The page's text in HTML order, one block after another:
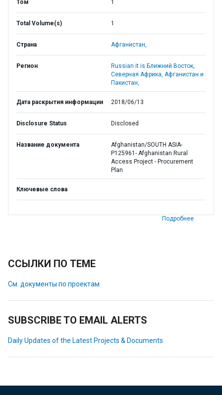
Том 1
Total Volume(s) 1
Страна Афганистан,
Регион
Russian it is Ближний Восток,
Северная Африка, Афганистан и
Пакистан,
Дата раскрытия информации 2018/06/13
Disclosure Status Disclosed
Название документа
Afghanistan/SOUTH ASIA-
P125961- Afghanistan Rural
Access Project - Procurement
Plan
Ключевые слова
Подробнее
ССЫЛКИ ПО ТЕМЕ
См. документы по проектам
SUBSCRIBE TO EMAIL ALERTS
Daily Updates of the Latest Projects & Documents